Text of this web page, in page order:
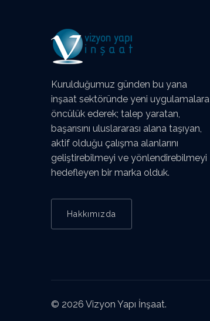
Kurulduğumuz günden bu yana
inşaat sektöründe yeni uygulamalara
öncülük ederek; talep yaratan,
başarısını uluslararası alana taşıyan,
aktif olduğu çalışma alanlarını
geliştirebilmeyi ve yönlendirebilmeyi
hedefleyen bir marka olduk.
Hakkımızda
© 2026 Vizyon Yapı İnşaat.